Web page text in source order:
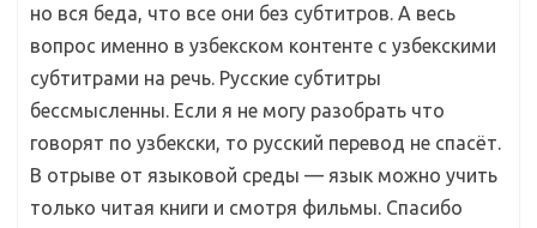
но вся беда, что все они без субтитров. А весь
вопрос именно в узбекском контенте с узбекскими
субтитрами на речь. Русские субтитры
бессмысленны. Если я не могу разобрать что
говорят по узбекски, то русский перевод не спасёт.
В отрыве от языковой среды — язык можно учить
только читая книги и смотря фильмы. Спасибо